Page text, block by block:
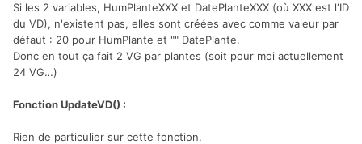
Si les 2 variables, HumPlanteXXX et DatePlanteXXX (où XXX est l'ID
du VD), n'existent pas, elles sont créées avec comme valeur par
défaut : 20 pour HumPlante et "" DatePlante.
Donc en tout ça fait 2 VG par plantes (soit pour moi actuellement
24 VG…)
Fonction UpdateVD() :
Rien de particulier sur cette fonction.